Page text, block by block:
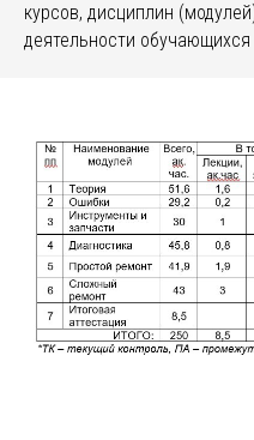
курсов, дисциплин
деятельности